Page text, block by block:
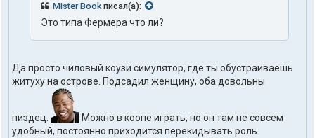
Mister Bookписал(а):
Это типа Фермера что ли?
Да просто чиловый коузи симулятор, где ты обустраиваешь
житуху на острове. Подсадил женщину, оба довольны
пиздец.
Можно в коопе играть, но он там не совсем
удобный, постоянно приходится перекидывать роль